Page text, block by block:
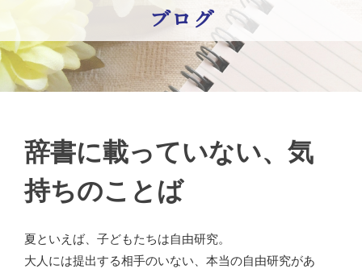
ブログ
辞書に載っていない、気
持ちのことば
夏といえば、子どもたちは自由研究。
大人には提出する相手のいない、本当の自由研究があ